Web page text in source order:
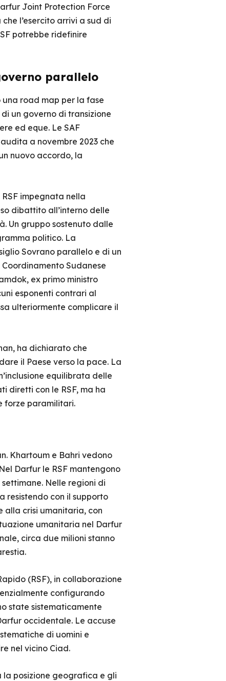
Joint Protection Force
l’esercito arrivi a sud di
potrebbe ridefinire
parallelo
road map per la fase
un governo di transizione
ed eque. Le SAF
a novembre 2023 che
nuovo accordo, la
impegnata nella
dibattito all’interno delle
Un gruppo sostenuto dalle
politico. La
Sovrano parallelo e di un
Sudanese
ex primo ministro
esponenti contrari al
ulteriormente complicare il
ha dichiarato che
il Paese verso la pace. La
equilibrata delle
diretti con le RSF, ma ha
forze paramilitari.
Khartoum e Bahri vedono
Darfur le RSF mantengono
Nelle regioni di
resistendo con il supporto
crisi umanitaria, con
umanitaria nel Darfur
circa due milioni stanno
(RSF), in collaborazione
configurando
state sistematicamente
occidentale. Le accuse
di uomini e
nel vicino Ciad.
posizione geografica e gli